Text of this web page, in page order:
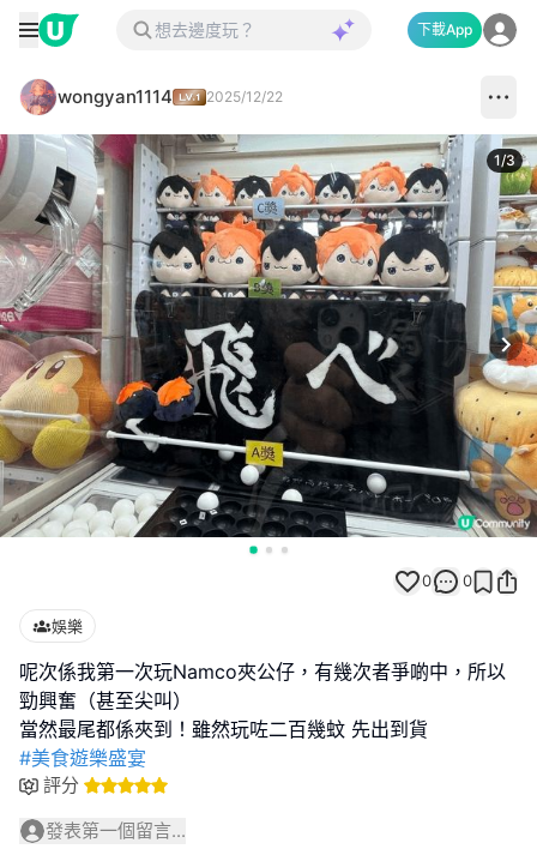
下載App
wongyan1114 2025/12/22
1/3
0 0
娛樂
呢次係我第一次玩Namco夾公仔，有幾次者爭啲中，所以
勁興奮（甚至尖叫）
#美食遊樂盛宴
評分
發表第一個留言...